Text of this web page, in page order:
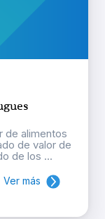
de alimentos
de valor de
de los ...
Ver más